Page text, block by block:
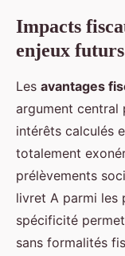
Impacts
enjeux futurs
Les avantages
argument central
intérêts calculés
totalement
prélèvements
livret A parmi les
spécificité
sans formalités